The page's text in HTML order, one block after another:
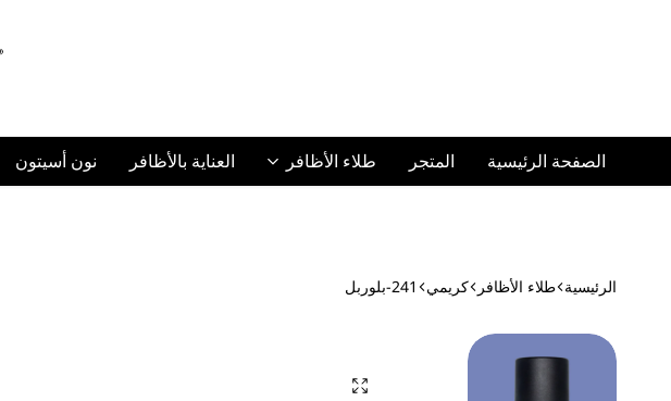
الصفحة الرئيسية المتجر طلاء الأظافر العناية بالأظافر نون أسيتون
الرئيسية طلاء الأظافر كريمي 241-بلوربل